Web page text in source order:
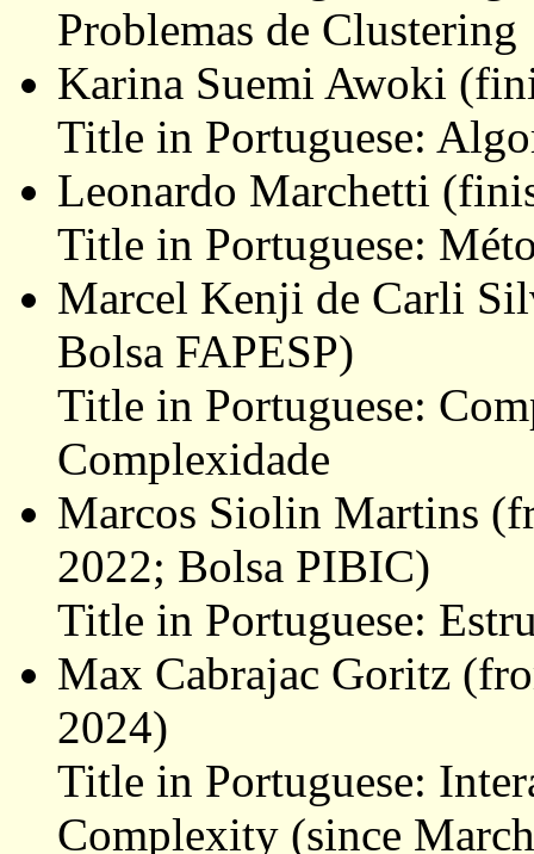
Problemas de Clustering
Karina Suemi Awoki
Title in Portuguese:
Leonardo Marchetti
Title in Portuguese:
Marcel Kenji de Carli
Bolsa FAPESP)
Title in Portuguese:
Complexidade
Marcos Siolin Martins
2022; Bolsa PIBIC)
Title in Portuguese:
Max Cabrajac Goritz
2024)
Title in Portuguese:
Complexity (since